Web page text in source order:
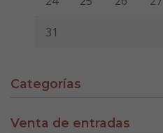
31
Categorías
Venta de entradas